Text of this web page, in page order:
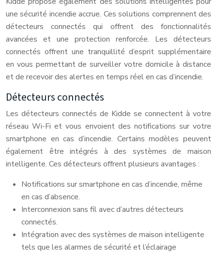
une sécurité incendie accrue. Ces solutions comprennent des
détecteurs connectés qui offrent des fonctionnalités
avancées et une protection renforcée. Les détecteurs
connectés offrent une tranquillité d’esprit supplémentaire
en vous permettant de surveiller votre domicile à distance
et de recevoir des alertes en temps réel en cas d’incendie.
Détecteurs connectés
Les détecteurs connectés de Kidde se connectent à votre
réseau Wi-Fi et vous envoient des notifications sur votre
smartphone en cas d’incendie. Certains modèles peuvent
également être intégrés à des systèmes de maison
intelligente. Ces détecteurs offrent plusieurs avantages :
Notifications sur smartphone en cas d’incendie, même
en cas d’absence.
Interconnexion sans fil avec d’autres détecteurs
connectés.
Intégration avec des systèmes de maison intelligente
tels que les alarmes de sécurité et l’éclairage